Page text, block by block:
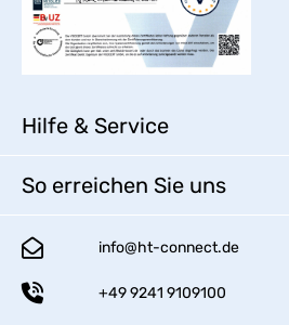
Hilfe & Service
So erreichen Sie uns
info@ht-connect.de
+49 9241 9109100